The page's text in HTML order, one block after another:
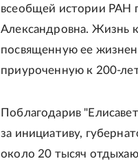
всеобщей истории РАН
Александровна. Жизнь
посвященную ее
приуроченную к 200-
Поблагодарив
за инициативу,
около 20 тысяч